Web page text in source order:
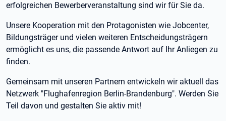
erfolgreichen Bewerberveranstaltung sind wir für Sie da.
Unsere Kooperation mit den Protagonisten wie Jobcenter,
Bildungsträger und vielen weiteren Entscheidungsträgern
ermöglicht es uns, die passende Antwort auf Ihr Anliegen zu
finden.
Gemeinsam mit unseren Partnern entwickeln wir aktuell das
Netzwerk "Flughafenregion Berlin-Brandenburg". Werden Sie
Teil davon und gestalten Sie aktiv mit!